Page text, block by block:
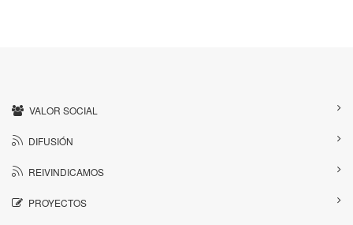
VALOR SOCIAL
DIFUSIÓN
REIVINDICAMOS
PROYECTOS